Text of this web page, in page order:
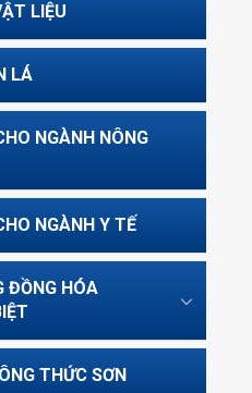
LIỆU
LÁ
NGÀNH NÔNG
NGÀNH Y TẾ
ĐỒNG HÓA
THỨC SƠN